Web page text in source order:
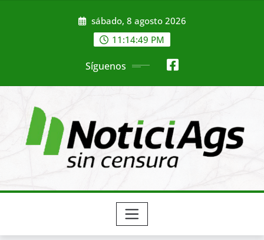
sábado, 8 agosto 2026
11:14:51 PM
Síguenos